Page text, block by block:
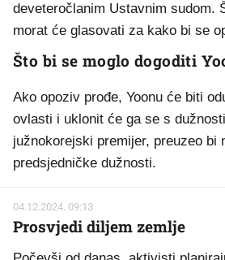
deveteročlanim Ustavnim sudom.
morat će glasovati za kako bi se
Što bi se moglo dogoditi
Ako opoziv prođe, Yoonu će biti
ovlasti i uklonit će ga se s
južnokorejski premijer, preuzeo bi
predsjedničke dužnosti.
04.12.2024. 09:13
Prosvjedi diljem zemlje